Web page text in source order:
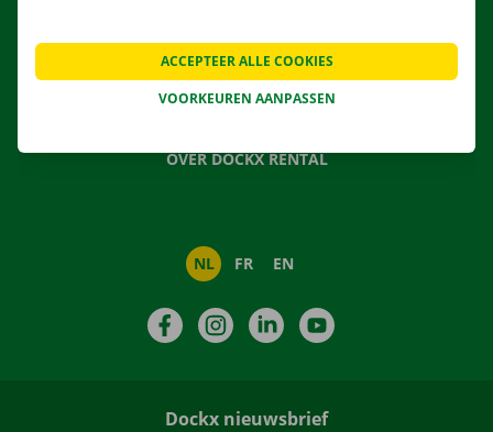
NIEUWS
CADEAUBON
OVER DOCKX RENTAL
NL FR EN
FacebookInstagramLinkedIn
Dockx nieuwsbrief
VOORKEUREN AANPASSEN
ACCEPTEER ALLE COOKIES